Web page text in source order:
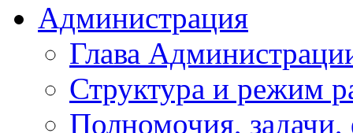
Администрация
Глава
Структура и режим
Полномочия,